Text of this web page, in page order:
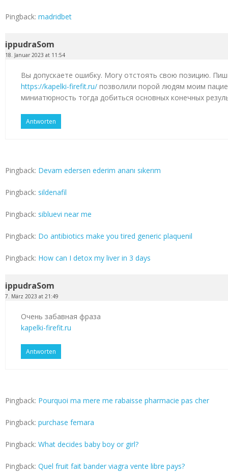
Pingback: madridbet
ippudraSom
18. Januar 2023 at 11:54
Вы допускаете ошибку. Могу отстоять свою позицию.
https://kapelki-firefit.ru/ позволили порой людям моим
миниатюрность тогда добиться основных конечных
Antworten
Pingback: Devam edersen ederim ananı sıkerım
Pingback: sildenafil
Pingback: sibluevi near me
Pingback: Do antibiotics make you tired generic plaquenil
Pingback: How can I detox my liver in 3 days
ippudraSom
7. März 2023 at 21:49
Очень забавная фраза
kapelki-firefit.ru
Antworten
Pingback: Pourquoi ma mere me rabaisse pharmacie pas cher
Pingback: purchase femara
Pingback: What decides baby boy or girl?
Pingback: Quel fruit fait bander viagra vente libre pays?